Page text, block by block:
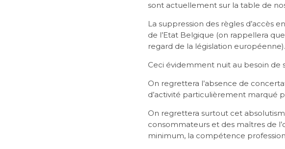
sont actuellement sur la table de
La suppression des règles d’accès
de l’Etat Belgique (on rappellera
regard de la législation européenne).
Ceci évidemment nuit au besoin de
On regrettera l’absence de
d’activité particulièrement marqué
On regrettera surtout cet
consommateurs et des maîtres de
minimum, la compétence